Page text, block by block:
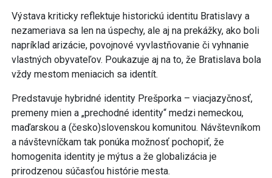
Výstava kriticky reflektuje historickú identitu Bratislavy a
nezameriava sa len na úspechy, ale aj na prekážky, ako boli
napríklad arizácie, povojnové vyvlastňovanie či vyhnanie
vlastných obyvateľov. Poukazuje aj na to, že Bratislava bola
vždy mestom meniacich sa identít.
Predstavuje hybridné identity Prešporka – viacjazyčnosť,
premeny mien a „prechodné identity“ medzi nemeckou,
maďarskou a (česko)slovenskou komunitou. Návštevníkom
a návštevníčkam tak ponúka možnosť pochopiť, že
homogenita identity je mýtus a že globalizácia je
prirodzenou súčasťou histórie mesta.